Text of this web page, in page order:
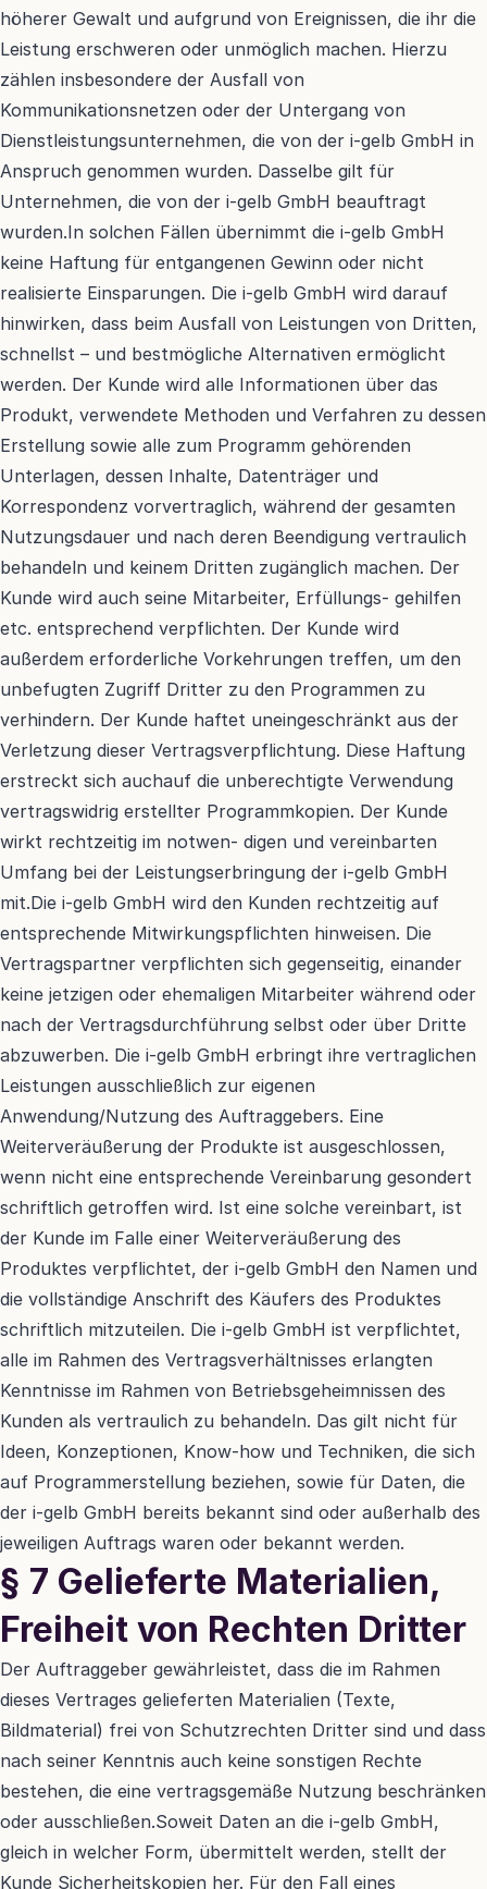
höherer Gewalt und aufgrund von Ereignissen, die ihr die
Leistung erschweren oder unmöglich machen. Hierzu
zählen insbesondere der Ausfall von
Kommunikationsnetzen oder der Untergang von
Dienstleistungsunternehmen, die von der i-gelb GmbH in
Anspruch genommen wurden. Dasselbe gilt für
Unternehmen, die von der i-gelb GmbH beauftragt
wurden.In solchen Fällen übernimmt die i-gelb GmbH
keine Haftung für entgangenen Gewinn oder nicht
realisierte Einsparungen. Die i-gelb GmbH wird darauf
hinwirken, dass beim Ausfall von Leistungen von Dritten,
schnellst – und bestmögliche Alternativen ermöglicht
werden. Der Kunde wird alle Informationen über das
Produkt, verwendete Methoden und Verfahren zu dessen
Erstellung sowie alle zum Programm gehörenden
Unterlagen, dessen Inhalte, Datenträger und
Korrespondenz vorvertraglich, während der gesamten
Nutzungsdauer und nach deren Beendigung vertraulich
behandeln und keinem Dritten zugänglich machen. Der
Kunde wird auch seine Mitarbeiter, Erfüllungs- gehilfen
etc. entsprechend verpflichten. Der Kunde wird
außerdem erforderliche Vorkehrungen treffen, um den
unbefugten Zugriff Dritter zu den Programmen zu
verhindern. Der Kunde haftet uneingeschränkt aus der
Verletzung dieser Vertragsverpflichtung. Diese Haftung
erstreckt sich auchauf die unberechtigte Verwendung
vertragswidrig erstellter Programmkopien. Der Kunde
wirkt rechtzeitig im notwen- digen und vereinbarten
Umfang bei der Leistungserbringung der i-gelb GmbH
mit.Die i-gelb GmbH wird den Kunden rechtzeitig auf
entsprechende Mitwirkungspflichten hinweisen. Die
Vertragspartner verpflichten sich gegenseitig, einander
keine jetzigen oder ehemaligen Mitarbeiter während oder
nach der Vertragsdurchführung selbst oder über Dritte
abzuwerben. Die i-gelb GmbH erbringt ihre vertraglichen
Leistungen ausschließlich zur eigenen
Anwendung/Nutzung des Auftraggebers. Eine
Weiterveräußerung der Produkte ist ausgeschlossen,
wenn nicht eine entsprechende Vereinbarung gesondert
schriftlich getroffen wird. Ist eine solche vereinbart, ist
der Kunde im Falle einer Weiterveräußerung des
Produktes verpflichtet, der i-gelb GmbH den Namen und
die vollständige Anschrift des Käufers des Produktes
schriftlich mitzuteilen. Die i-gelb GmbH ist verpflichtet,
alle im Rahmen des Vertragsverhältnisses erlangten
Kenntnisse im Rahmen von Betriebsgeheimnissen des
Kunden als vertraulich zu behandeln. Das gilt nicht für
Ideen, Konzeptionen, Know-how und Techniken, die sich
auf Programmerstellung beziehen, sowie für Daten, die
der i-gelb GmbH bereits bekannt sind oder außerhalb des
jeweiligen Auftrags waren oder bekannt werden.
§ 7 Gelieferte Materialien,
Freiheit von Rechten Dritter
Der Auftraggeber gewährleistet, dass die im Rahmen
dieses Vertrages gelieferten Materialien (Texte,
Bildmaterial) frei von Schutzrechten Dritter sind und dass
nach seiner Kenntnis auch keine sonstigen Rechte
bestehen, die eine vertragsgemäße Nutzung beschränken
oder ausschließen.Soweit Daten an die i-gelb GmbH,
gleich in welcher Form, übermittelt werden, stellt der
Kunde Sicherheitskopien her. Für den Fall eines